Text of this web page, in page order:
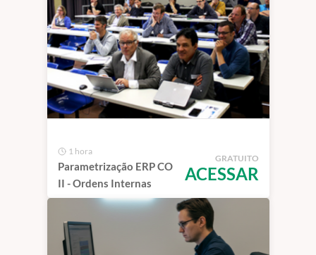
1 hora
Parametrização ERP CO
II - Ordens Internas
GRATUITO
ACESSAR